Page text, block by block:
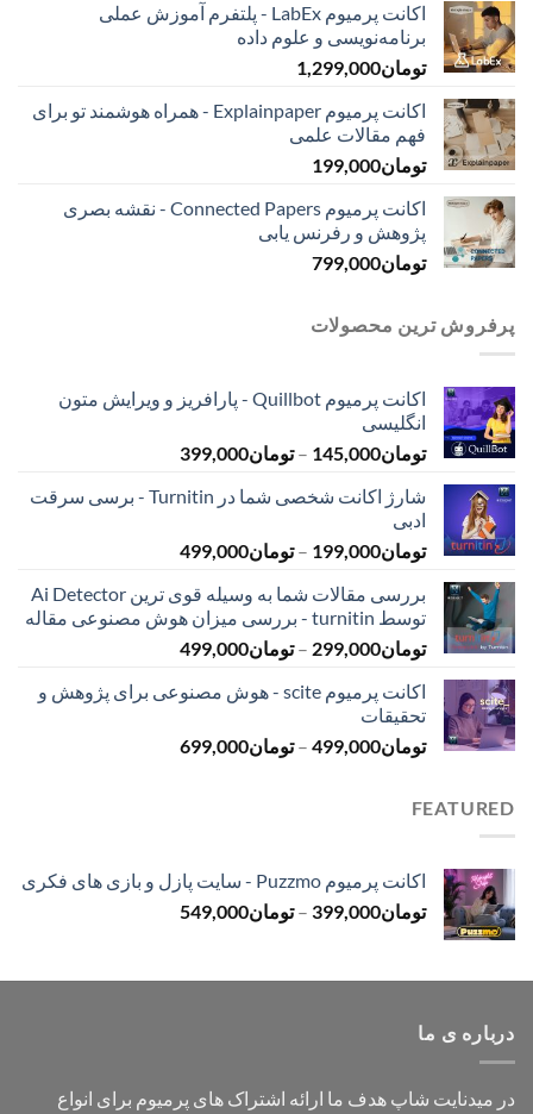
اکانت پرمیوم LabEx - پلتفرم آموزش عملی
برنامه‌نویسی و علوم داده
تومان1,299,000
اکانت پرمیوم Explainpaper - همراه هوشمند تو برای
فهم مقالات علمی
تومان199,000
اکانت پرمیوم Connected Papers - نقشه بصری
پژوهش و رفرنس یابی
تومان799,000
پرفروش ترین محصولات
اکانت پرمیوم Quillbot - پارافریز و ویرایش متون
انگلیسی
تومان145,000
– تومان399,000
تومان145,000
تومان399,000
شارژ اکانت شخصی شما در Turnitin - برسی سرقت
ادبی
تومان199,000
– تومان499,000محدوده
تومان199,000
تا
تومان499,000
بررسی مقالات شما به وسیله قوی ترین Ai Detector
توسط turnitin - بررسی میزان هوش مصنوعی مقاله
تومان299,000
– تومان499,000محدوده
تومان299,000
تومان499,000
اکانت پرمیوم scite - هوش مصنوعی برای پژوهش و
تحقیقات
تومان499,000
– تومان699,000محدوده
FEATURED
اکانت پرمیوم Puzzmo - سایت پازل و بازی های فکری
تومان399,000
– تومان549,000
تا
درباره ی ما
در میدنایت شاپ هدف ما ارائه اشتراک های پرمیوم برای انواع